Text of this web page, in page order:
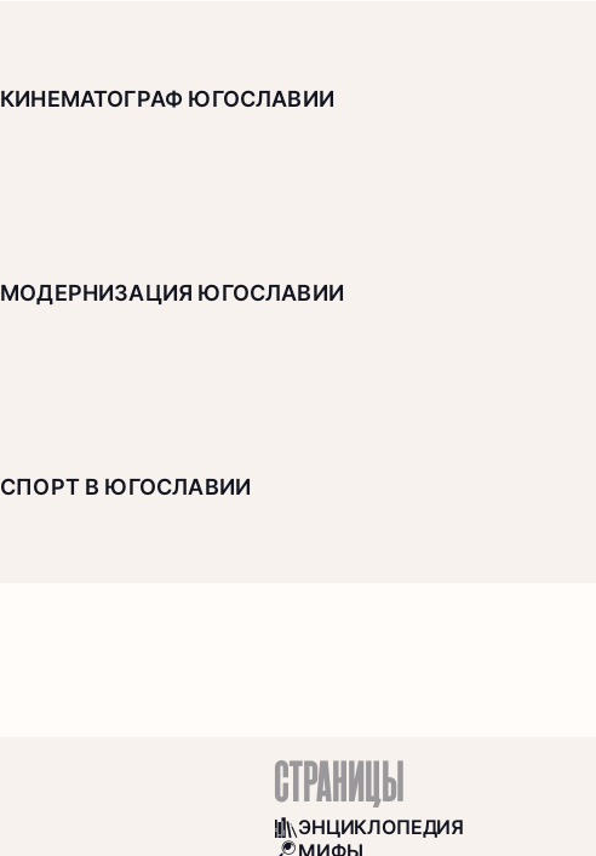
КИНЕМАТОГРАФ ЮГОСЛАВИИ
МОДЕРНИЗАЦИЯ ЮГОСЛАВИИ
СПОРТ В ЮГОСЛАВИИ
СТРАНИЦЫ
BOOKS
ЭНЦИКЛОПЕДИЯ
МИФЫ